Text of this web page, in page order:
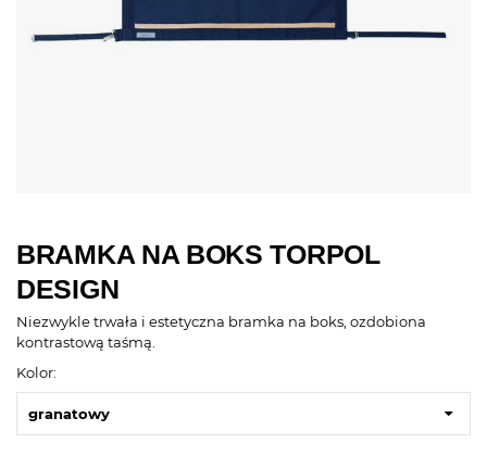
BRAMKA NA BOKS TORPOL
DESIGN
Niezwykle trwała i estetyczna bramka na boks, ozdobiona
kontrastową taśmą.
Kolor:
granatowy